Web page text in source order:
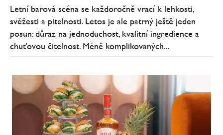
Letní barová scéna se každoročně vrací k lehkosti,
svěžesti a pitelnosti. Letos je ale patrný ještě jeden
posun: důraz na jednoduchost, kvalitní ingredience a
chuťovou čitelnost. Méně komplikovaných...